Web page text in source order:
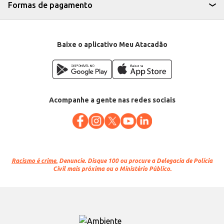
Formas de pagamento
Baixe o aplicativo Meu Atacadão
Acompanhe a gente nas redes sociais
Racismo é crime. Denuncie. Disque 100 ou procure a Delegacia de Polícia
Civil mais próxima ou o Ministério Público.